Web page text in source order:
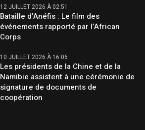
12 JUILLET 2026 À 02:51
Bataille d’Anéfis : Le film des
événements rapporté par l’African
Corps
10 JUILLET 2026 À 16:06
Les présidents de la Chine et de la
Namibie assistent à une cérémonie de
signature de documents de
coopération